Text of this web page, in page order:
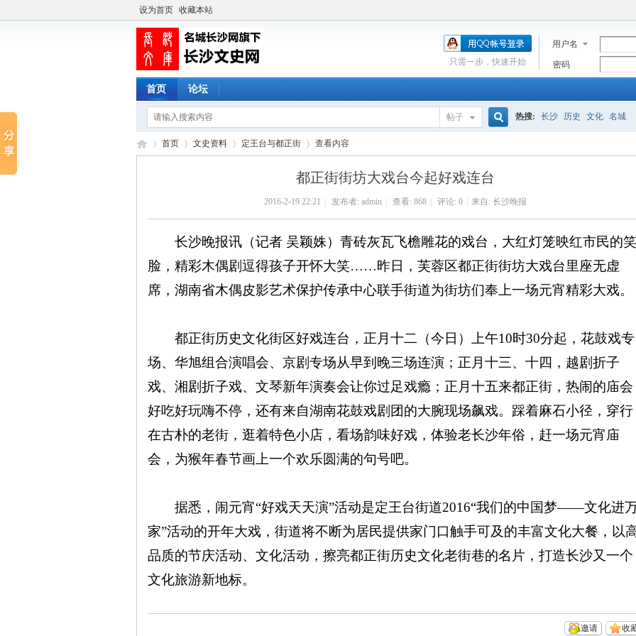
设为首页 收藏本站
用户名
密码
只需一步，快速开始
首页 论坛
帖子
索
热搜: 长沙 历史 文化 名城
首页 文史资料 定王台与都正街
›
查看内容
都正街街坊大戏台今起好戏连台
2016-2-19 22:21 发布者: admin 查看: 868 评论: 0 来自: 长沙晚报
长沙晚报讯（记者 吴颖姝）青砖灰瓦飞檐雕花的戏台，大红灯笼映红市民的笑
脸，精彩木偶剧逗得孩子开怀大笑……昨日，芙蓉区都正街街坊大戏台里座无虚
席，湖南省木偶皮影艺术保护传承中心联手街道为街坊们奉上一场元宵精彩大戏。
都正街历史文化街区好戏连台，正月十二（今日）上午10时30分起，花鼓戏专
场、华旭组合演唱会、京剧专场从早到晚三场连演；正月十三、十四，越剧折子
戏、湘剧折子戏、文琴新年演奏会让你过足戏瘾；正月十五来都正街，热闹的庙会
好吃好玩嗨不停，还有来自湖南花鼓戏剧团的大腕现场飙戏。踩着麻石小径，穿行
在古朴的老街，逛着特色小店，看场韵味好戏，体验老长沙年俗，赶一场元宵庙
会，为猴年春节画上一个欢乐圆满的句号吧。
据悉，闹元宵“好戏天天演”活动是定王台街道2016“我们的中国梦——文化进
家”活动的开年大戏，街道将不断为居民提供家门口触手可及的丰富文化大餐，以
品质的节庆活动、文化活动，擦亮都正街历史文化老街巷的名片，打造长沙又一个
文化旅游新地标。
收
邀请